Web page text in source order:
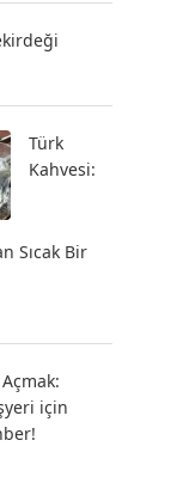
Türk
Kahvesi:
Sıcak Bir
için